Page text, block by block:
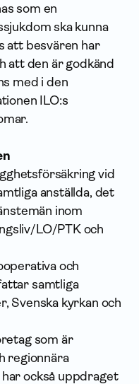
som en
ska kunna
att besvären har
att den är godkänd
med i den
ILO:s
vid
anställda, det
inom
LO/PTK och
och
samtliga
Svenska kyrkan och
som är
regionnära
också uppdraget